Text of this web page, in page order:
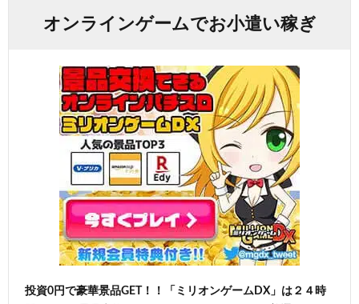
オンラインゲームでお小遣い稼ぎ
投資0円で豪華景品GET！！「ミリオンゲームDX」は２４時